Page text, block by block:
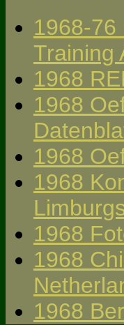
1968-76
Training
1968
1968
1968
1968
1968
1968
1968